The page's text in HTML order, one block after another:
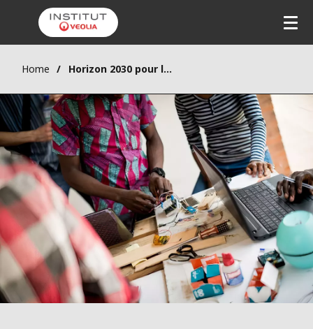
Home Horizon 2030 pour les « Smart Cités » africaines